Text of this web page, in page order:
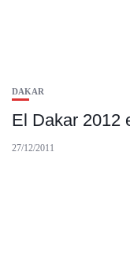
DAKAR
El Dakar 2012
27/12/2011